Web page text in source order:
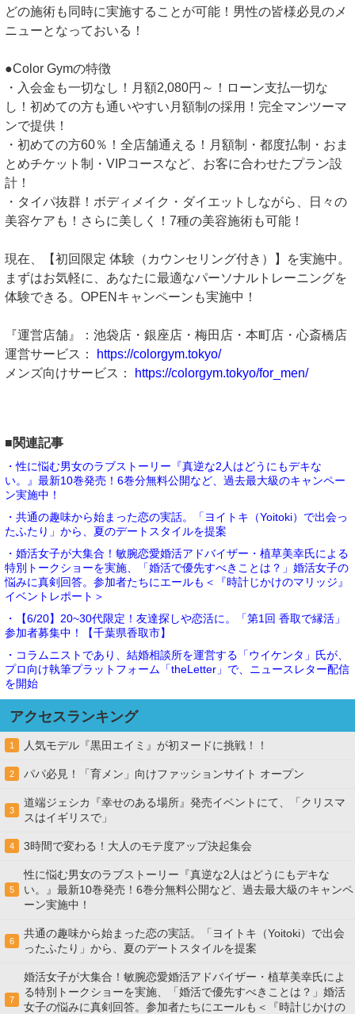
どの施術も同時に実施することが可能！男性の皆様必見のメ
ニューとなっておいる！
●Color Gymの特徴
・入会金も一切なし！月額2,080円～！ローン支払一切な
し！初めての方も通いやすい月額制の採用！完全マンツーマ
ンで提供！
・初めての方60％！全店舗通える！月額制・都度払制・おま
とめチケット制・VIPコースなど、お客に合わせたプラン設
計！
・タイパ抜群！ボディメイク・ダイエットしながら、日々の
美容ケアも！さらに美しく！7種の美容施術も可能！
現在、【初回限定 体験（カウンセリング付き）】を実施中。
まずはお気軽に、あなたに最適なパーソナルトレーニングを
体験できる。OPENキャンペーンも実施中！
『運営店舗』：池袋店・銀座店・梅田店・本町店・心斎橋店
運営サービス：
https://colorgym.tokyo/
メンズ向けサービス：
https://colorgym.tokyo/for_men/
■関連記事
・性に悩む男女のラブストーリー『真逆な2人はどうにもデキな
い。』最新10巻発売！6巻分無料公開など、過去最大級のキャンペー
ン実施中！
・共通の趣味から始まった恋の実話。「ヨイトキ（Yoitoki）で出会っ
たふたり」から、夏のデートスタイルを提案
・婚活女子が大集合！敏腕恋愛婚活アドバイザー・植草美幸氏による
特別トークショーを実施、「婚活で優先すべきことは？」婚活女子の
悩みに真剣回答。参加者たちにエールも＜『時計じかけのマリッジ』
イベントレポート＞
・【6/20】20~30代限定！友達探しや恋活に。「第1回 香取で縁活」
参加者募集中！【千葉県香取市】
・コラムニストであり、結婚相談所を運営する「ウイケンタ」氏が、
プロ向け執筆プラットフォーム「theLetter」で、ニュースレター配信
を開始
アクセスランキング
1 人気モデル『黒田エイミ』が初ヌードに挑戦！！
2 パパ必見！「育メン」向けファッションサイト オープン
3
道端ジェシカ『幸せのある場所』発売イベントにて、「クリスマ
スはイギリスで」
4 3時間で変わる！大人のモテ度アップ決起集会
5
性に悩む男女のラブストーリー『真逆な2人はどうにもデキな
い。』最新10巻発売！6巻分無料公開など、過去最大級のキャンペ
ーン実施中！
6
共通の趣味から始まった恋の実話。「ヨイトキ（Yoitoki）で出会
ったふたり」から、夏のデートスタイルを提案
7
婚活女子が大集合！敏腕恋愛婚活アドバイザー・植草美幸氏によ
る特別トークショーを実施、「婚活で優先すべきことは？」婚活
女子の悩みに真剣回答。参加者たちにエールも＜『時計じかけの